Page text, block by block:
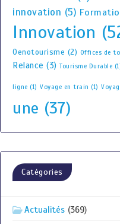
innovation (5)
Innovation
Oenotourisme (2) Offices de
Relance (3) Tourisme Durable
ligne (1) Voyage en train (1)
une (37)
Catégories
Actualités (369)